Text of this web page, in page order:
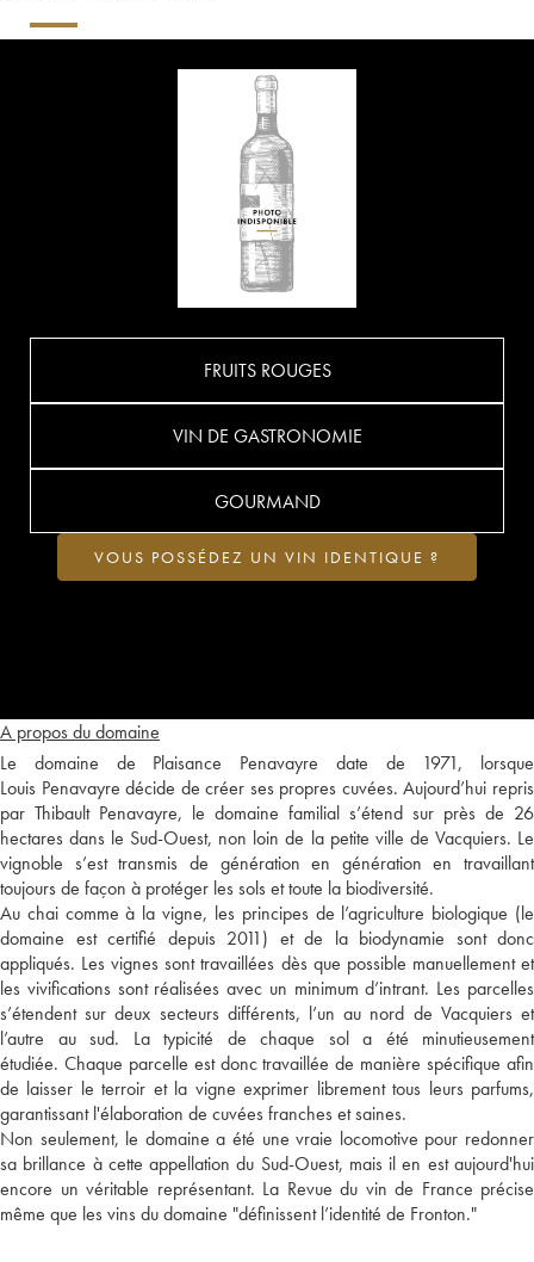
A propos du domaine
Le domaine de Plaisance Penavayre date de 1971, lorsque
Louis Penavayre décide de créer ses propres cuvées. Aujourd’hui repris
par Thibault Penavayre, le domaine familial s’étend sur près de 26
hectares dans le Sud-Ouest, non loin de la petite ville de Vacquiers. Le
vignoble s’est transmis de génération en génération en travaillant
toujours de façon à protéger les sols et toute la biodiversité.
Au chai comme à la vigne, les principes de l’agriculture biologique (le
domaine est certifié depuis 2011) et de la biodynamie sont donc
appliqués. Les vignes sont travaillées dès que possible manuellement et
les vivifications sont réalisées avec un minimum d’intrant. Les parcelles
s’étendent sur deux secteurs différents, l’un au nord de Vacquiers et
l’autre au sud. La typicité de chaque sol a été minutieusement
étudiée. Chaque parcelle est donc travaillée de manière spécifique afin
de laisser le terroir et la vigne exprimer librement tous leurs parfums,
garantissant l'élaboration de cuvées franches et saines.
Non seulement, le domaine a été une vraie locomotive pour redonner
sa brillance à cette appellation du Sud-Ouest, mais il en est aujourd'hui
encore un véritable représentant. La Revue du vin de France précise
même que les vins du domaine "définissent l’identité de Fronton."
FRUITS ROUGES
VIN DE GASTRONOMIE
GOURMAND
VOUS POSSÉDEZ UN VIN IDENTIQUE ?